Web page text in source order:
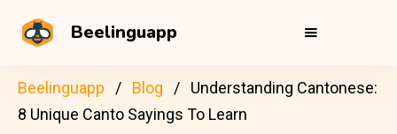
Beelinguapp
Beelinguapp Blog
Understanding Cantonese:
8 Unique Canto Sayings To Learn